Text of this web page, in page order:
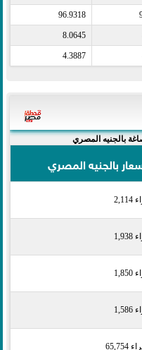
96.9318
8.0645
4.3887
بالجنيه المصري
بالجنيه المصري